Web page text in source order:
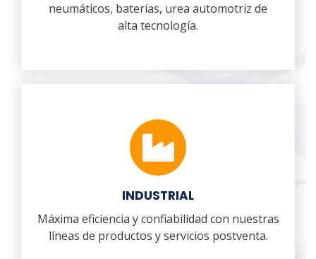
neumáticos, baterías, urea automotriz de
alta tecnología.
INDUSTRIAL
Máxima eficiencia y confiabilidad con nuestras
líneas de productos y servicios postventa.